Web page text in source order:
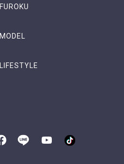
FUROKU
MODEL
LIFESTYLE